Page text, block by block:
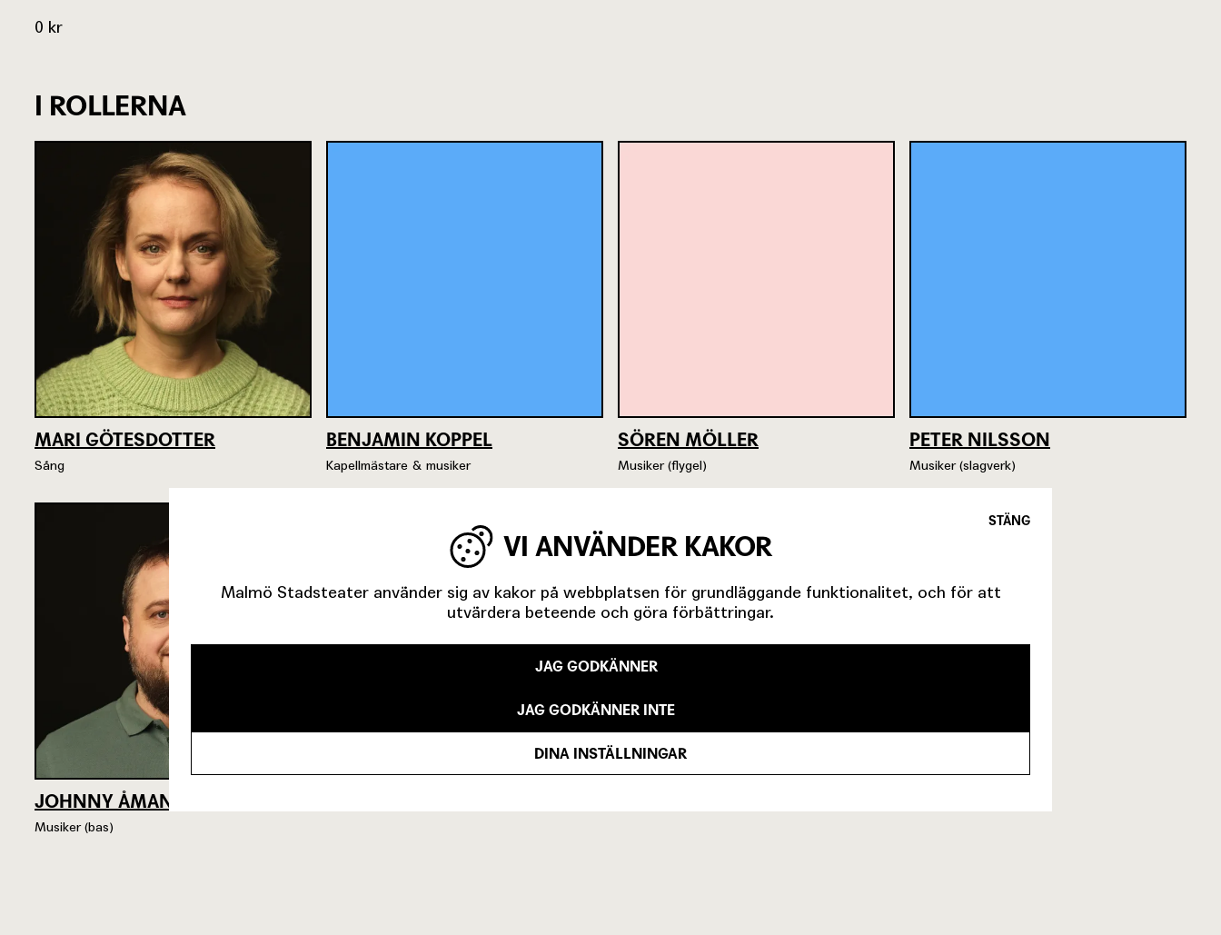
0 kr
I ROLLERNA
MARI GÖTESDOTTER
Sång
BENJAMIN KOPPEL
Kapellmästare & musiker
SÖREN MÖLLER
Musiker (flygel)
PETER NILSSON
Musiker (slagverk)
JOHNNY ÅMAN
Musiker (bas)
STÄNG
VI ANVÄNDER KAKOR
Malmö Stadsteater använder sig av kakor på webbplatsen för grundläggande funktionalitet, och för att
utvärdera beteende och göra förbättringar.
JAG GODKÄNNER
JAG GODKÄNNER INTE
DINA INSTÄLLNINGAR